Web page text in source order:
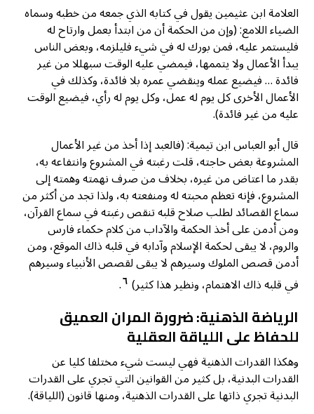
العلامة ابن عثيمين يقول في كتابه الذي جمعه من خطبه وسماه
الضياء اللامع: (وإن من الحكمة أن من ابتدأ بعمل وارتاح له
فليستمر عليه، فمن بورك له في شيء فليلزمه، وبعض الناس
يبدأ الأعمال ولا يتممها، فيمضي عليه الوقت سبهللا من غير
فائدة … فيضيع عمله وينقضي عمره بلا فائدة، وكذلك في
الأعمال الأخرى كل يوم له عمل، وكل يوم له رأي، فيضيع الوقت
عليه من غير فائدة).
قال أبو العباس ابن تيمية: (فالعبد إذا أخذ من غير الأعمال
المشروعة بعض حاجته، قلت رغبته في المشروع وانتفاعه به،
بقدر ما اعتاض من غيره، بخلاف من صرف نهمته وهمته إلى
المشروع، فإنه تعظم محبته له ومنفعته به، ولذا تجد من أكثر من
سماع القصائد لطلب صلاح قلبه تنقص رغبته في سماع القرآن،
ومن أدمن على أخذ الحكمة والآداب من كلام حكماء فارس
والروم، لا يبقى لحكمة الإسلام وآدابه في قلبه ذاك الموقع، ومن
أدمن قصص الملوك وسيرهم لا يبقى لقصص الأنبياء وسيرهم
في قلبه ذاك الاهتمام، ونظير هذا كثير) ٦.
الرياضة الذهنية: ضرورة المران العميق
للحفاظ على اللياقة العقلية
وهكذا القدرات الذهنية فهي ليست شيء مختلفا كليا عن
القدرات البدنية، بل كثير من القوانين التي تجري على القدرات
البدنية تجري ذاتها على القدرات الذهنية، ومنها قانون (اللياقة).